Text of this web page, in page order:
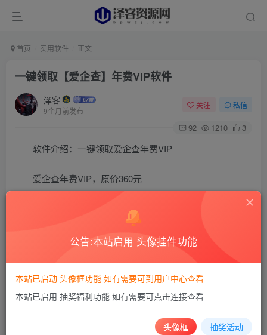
首页 实用软件 正文
一键领取【爱企查】年费VIP软件
泽客
9个月前发布
关注 私信
92 1210 3
软件介绍：一键领取爱企查年费VIP
爱企查年费VIP，原价360元
可以去外面接单或者挂闲鱼每单利润100+
到短信验证码后，点击【完成领取】即可
此处内容已隐藏，请评论后刷新页面查看.
公告:本站启用 头像挂件功能
本站已启动 头像框功能 如有需要可到用户中心查看
本站已启用 抽奖福利功能 如有需要可点击连接查看
头像框 抽奖活动